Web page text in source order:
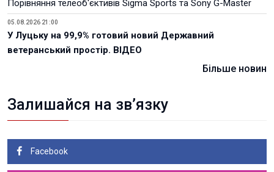
Порівняння телеоб'єктивів Sigma Sports та Sony G-Master
05.08.2026 21:00
У Луцьку на 99,9% готовий новий Державний
ветеранський простір. ВІДЕО
Більше новин
Залишайся на зв’язку
Facebook